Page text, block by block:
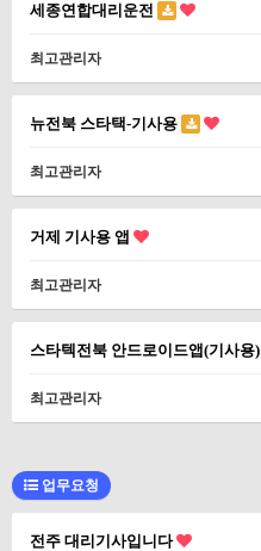
세종연합대리운전
최고관리자
뉴전북 스타택-기사용
최고관리자
거제 기사용 앱
최고관리자
스타텍전북 안드로이드앱(기사용)
최고관리자
업무요청
전주 대리기사입니다